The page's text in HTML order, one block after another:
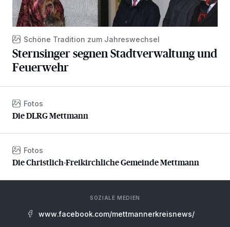
Schöne Tradition zum Jahreswechsel
Sternsinger segnen Stadtverwaltung und
Feuerwehr
Die DLRG Mettmann
Fotos
Die DLRG Mettmann
Die Christlich-Freikirchliche Gemeinde Mettmann
Fotos
Die Christlich-Freikirchliche Gemeinde Mettmann
SOZIALE MEDIEN
www.facebook.com/mettmannerkreisnews/